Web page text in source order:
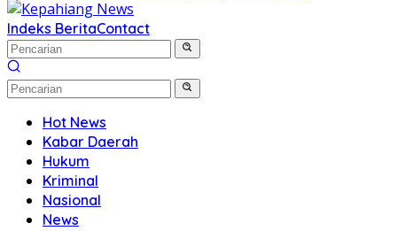
Indeks BeritaContact
Hot News
Kabar Daerah
Hukum
Kriminal
Nasional
News